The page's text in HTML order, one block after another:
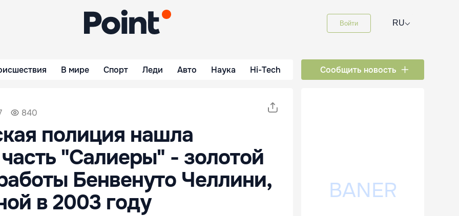
Войти RU⌵
В мире Спорт Леди Авто Наука Hi-Tech Сообщить новость
840
полиция нашла
"Салиеры" - золотой
Бенвенуто Челлини,
в 2003 году